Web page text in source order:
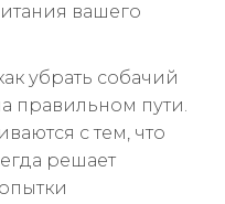
вашего
убрать собачий
правильном пути.
с тем, что
решает